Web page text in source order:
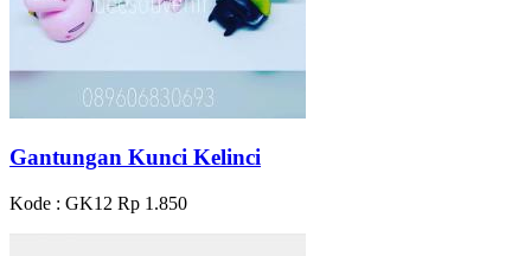
Gantungan Kunci Kelinci
Kode : GK12 Rp 1.850